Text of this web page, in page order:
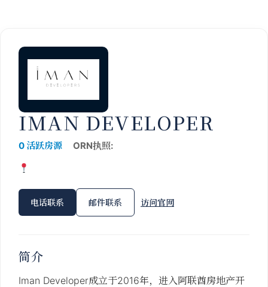
IMAN DEVELOPER
0 活跃房源 ORN执照:
电话联系 邮件联系 访问官网
简介
Iman Developer成立于2016年，进入阿联酋房地产开